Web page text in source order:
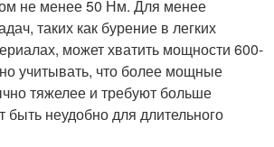
не менее 50 Нм. Для менее
таких как бурение в легких
может хватить мощности 600-
учитывать, что более мощные
тяжелее и требуют больше
быть неудобно для длительного